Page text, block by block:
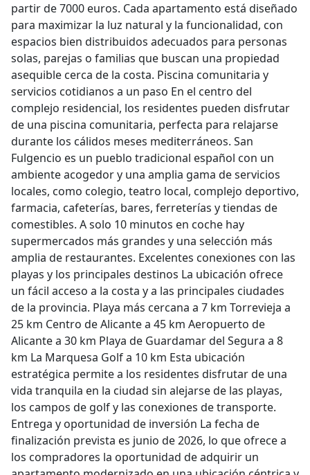
partir de 7000 euros. Cada apartamento está diseñado
para maximizar la luz natural y la funcionalidad, con
espacios bien distribuidos adecuados para personas
solas, parejas o familias que buscan una propiedad
asequible cerca de la costa. Piscina comunitaria y
servicios cotidianos a un paso En el centro del
complejo residencial, los residentes pueden disfrutar
de una piscina comunitaria, perfecta para relajarse
durante los cálidos meses mediterráneos. San
Fulgencio es un pueblo tradicional español con un
ambiente acogedor y una amplia gama de servicios
locales, como colegio, teatro local, complejo deportivo,
farmacia, cafeterías, bares, ferreterías y tiendas de
comestibles. A solo 10 minutos en coche hay
supermercados más grandes y una selección más
amplia de restaurantes. Excelentes conexiones con las
playas y los principales destinos La ubicación ofrece
un fácil acceso a la costa y a las principales ciudades
de la provincia. Playa más cercana a 7 km Torrevieja a
25 km Centro de Alicante a 45 km Aeropuerto de
Alicante a 30 km Playa de Guardamar del Segura a 8
km La Marquesa Golf a 10 km Esta ubicación
estratégica permite a los residentes disfrutar de una
vida tranquila en la ciudad sin alejarse de las playas,
los campos de golf y las conexiones de transporte.
Entrega y oportunidad de inversión La fecha de
finalización prevista es junio de 2026, lo que ofrece a
los compradores la oportunidad de adquirir un